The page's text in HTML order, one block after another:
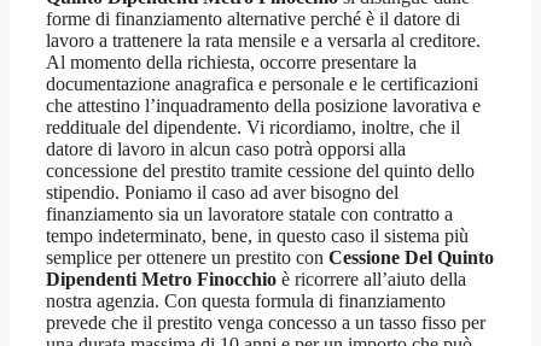
forme di finanziamento alternative perché è il datore di
lavoro a trattenere la rata mensile e a versarla al creditore.
Al momento della richiesta, occorre presentare la
documentazione anagrafica e personale e le certificazioni
che attestino l’inquadramento della posizione lavorativa e
reddituale del dipendente. Vi ricordiamo, inoltre, che il
datore di lavoro in alcun caso potrà opporsi alla
concessione del prestito tramite cessione del quinto dello
stipendio. Poniamo il caso ad aver bisogno del
finanziamento sia un lavoratore statale con contratto a
tempo indeterminato, bene, in questo caso il sistema più
semplice per ottenere un prestito con Cessione Del Quinto
Dipendenti Metro Finocchio è ricorrere all’aiuto della
nostra agenzia. Con questa formula di finanziamento
prevede che il prestito venga concesso a un tasso fisso per